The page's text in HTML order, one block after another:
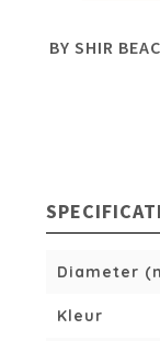
BY SHIR
Diameter
Kleur